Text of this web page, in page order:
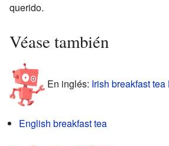
querido.
Véase también
En inglés: Irish breakfast
English breakfast tea